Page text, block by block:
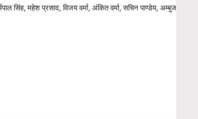
सिंह, महेश प्रसाद, विजय वर्मा, अंकित वर्मा, सचिन पाण्डेय, अम्बुज